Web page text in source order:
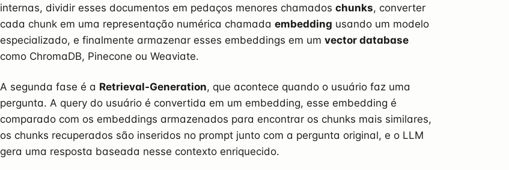
internas, dividir esses documentos em pedaços menores chamados chunks, converter
cada chunk em uma representação numérica chamada embedding usando um modelo
especializado, e finalmente armazenar esses embeddings em um vector database
como ChromaDB, Pinecone ou Weaviate.
A segunda fase é a Retrieval-Generation, que acontece quando o usuário faz uma
pergunta. A query do usuário é convertida em um embedding, esse embedding é
comparado com os embeddings armazenados para encontrar os chunks mais similares,
os chunks recuperados são inseridos no prompt junto com a pergunta original, e o LLM
gera uma resposta baseada nesse contexto enriquecido.